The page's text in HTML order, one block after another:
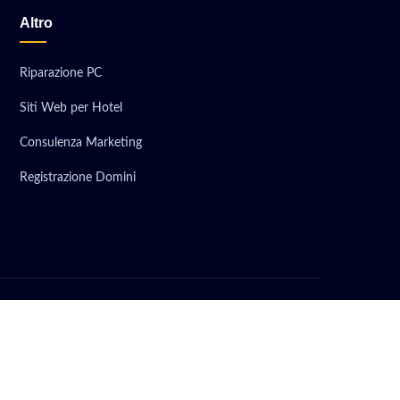
Altro
Riparazione PC
Siti Web per Hotel
Consulenza Marketing
Registrazione Domini